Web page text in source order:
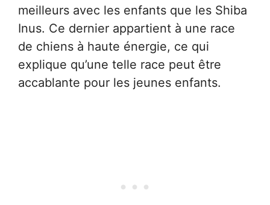
meilleurs avec les enfants que les Shiba
Inus. Ce dernier appartient à une race
de chiens à haute énergie, ce qui
explique qu’une telle race peut être
accablante pour les jeunes enfants.